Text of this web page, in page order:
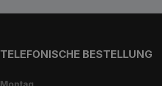
TELEFONISCHE BESTELLUNG